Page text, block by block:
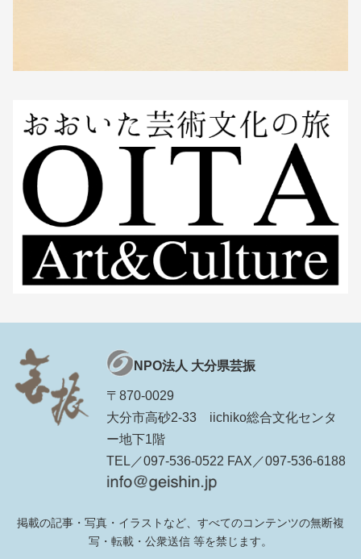
NPO法人 大分県芸振
〒870-0029
大分市高砂2-33 iichiko総合文化センタ
ー地下1階
TEL／097-536-0522 FAX／097-536-6188
掲載の記事・写真・イラストなど、すべてのコンテンツの無断複
写・転載・公衆送信 等を禁じます。